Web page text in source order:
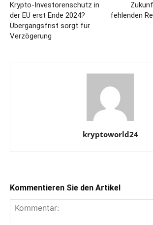
Krypto-Investorenschutz in
der EU erst Ende 2024?
Übergangsfrist sorgt für
Verzögerung
fehlenden
kryptoworld24
Kommentieren Sie den Artikel